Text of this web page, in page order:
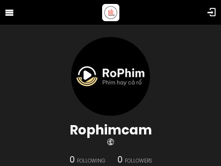
Rophimcam
0 FOLLOWING 0 FOLLOWERS